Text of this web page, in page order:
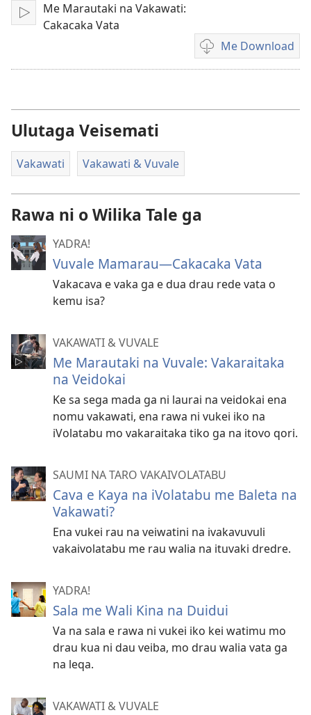
Sarava/Rogoca
Me Marautaki na Vakawati:
Cakacaka Vata
Me Download
Sala
me
Ulutaga Veisemati
Vakawati Vakawati & Vuvale
Rawa ni o Wilika Tale ga
YADRA!
Vuvale Mamarau—Cakacaka Vata
Vakacava e vaka ga e dua drau rede vata o
kemu isa?
VAKAWATI & VUVALE
Me Marautaki na Vuvale: Vakaraitaka
na Veidokai
Ke sa sega mada ga ni laurai na veidokai ena
nomu vakawati, ena rawa ni vukei iko na
iVolatabu mo vakaraitaka tiko ga na itovo qori.
SAUMI NA TARO VAKAIVOLATABU
Cava e Kaya na iVolatabu me Baleta na
Vakawati?
Ena vukei rau na veiwatini na ivakavuvuli
vakaivolatabu me rau walia na ituvaki dredre.
YADRA!
Sala me Wali Kina na Duidui
Va na sala e rawa ni vukei iko kei watimu mo
drau kua ni dau veiba, mo drau walia vata ga
na leqa.
VAKAWATI & VUVALE